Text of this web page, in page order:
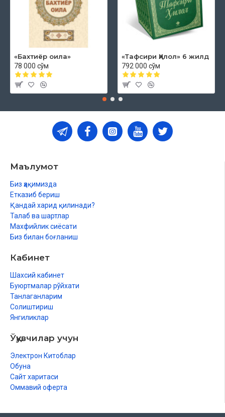
«Бахтиёр оила»
78 000 сўм
«Тафсири Ҳилол» 6 жилд
792 000 сўм
Маълумот
Биз ҳақимизда
Етказиб бериш
Қандай харид қилинади?
Талаб ва шартлар
Махфийлик сиёсати
Биз билан боғланиш
Кабинет
Шахсий кабинет
Буюртмалар рўйхати
Танлаганларим
Солиштириш
Янгиликлар
Ўқувчилар учун
Электрон Китоблар
Обуна
Сайт харитаси
Оммавий оферта